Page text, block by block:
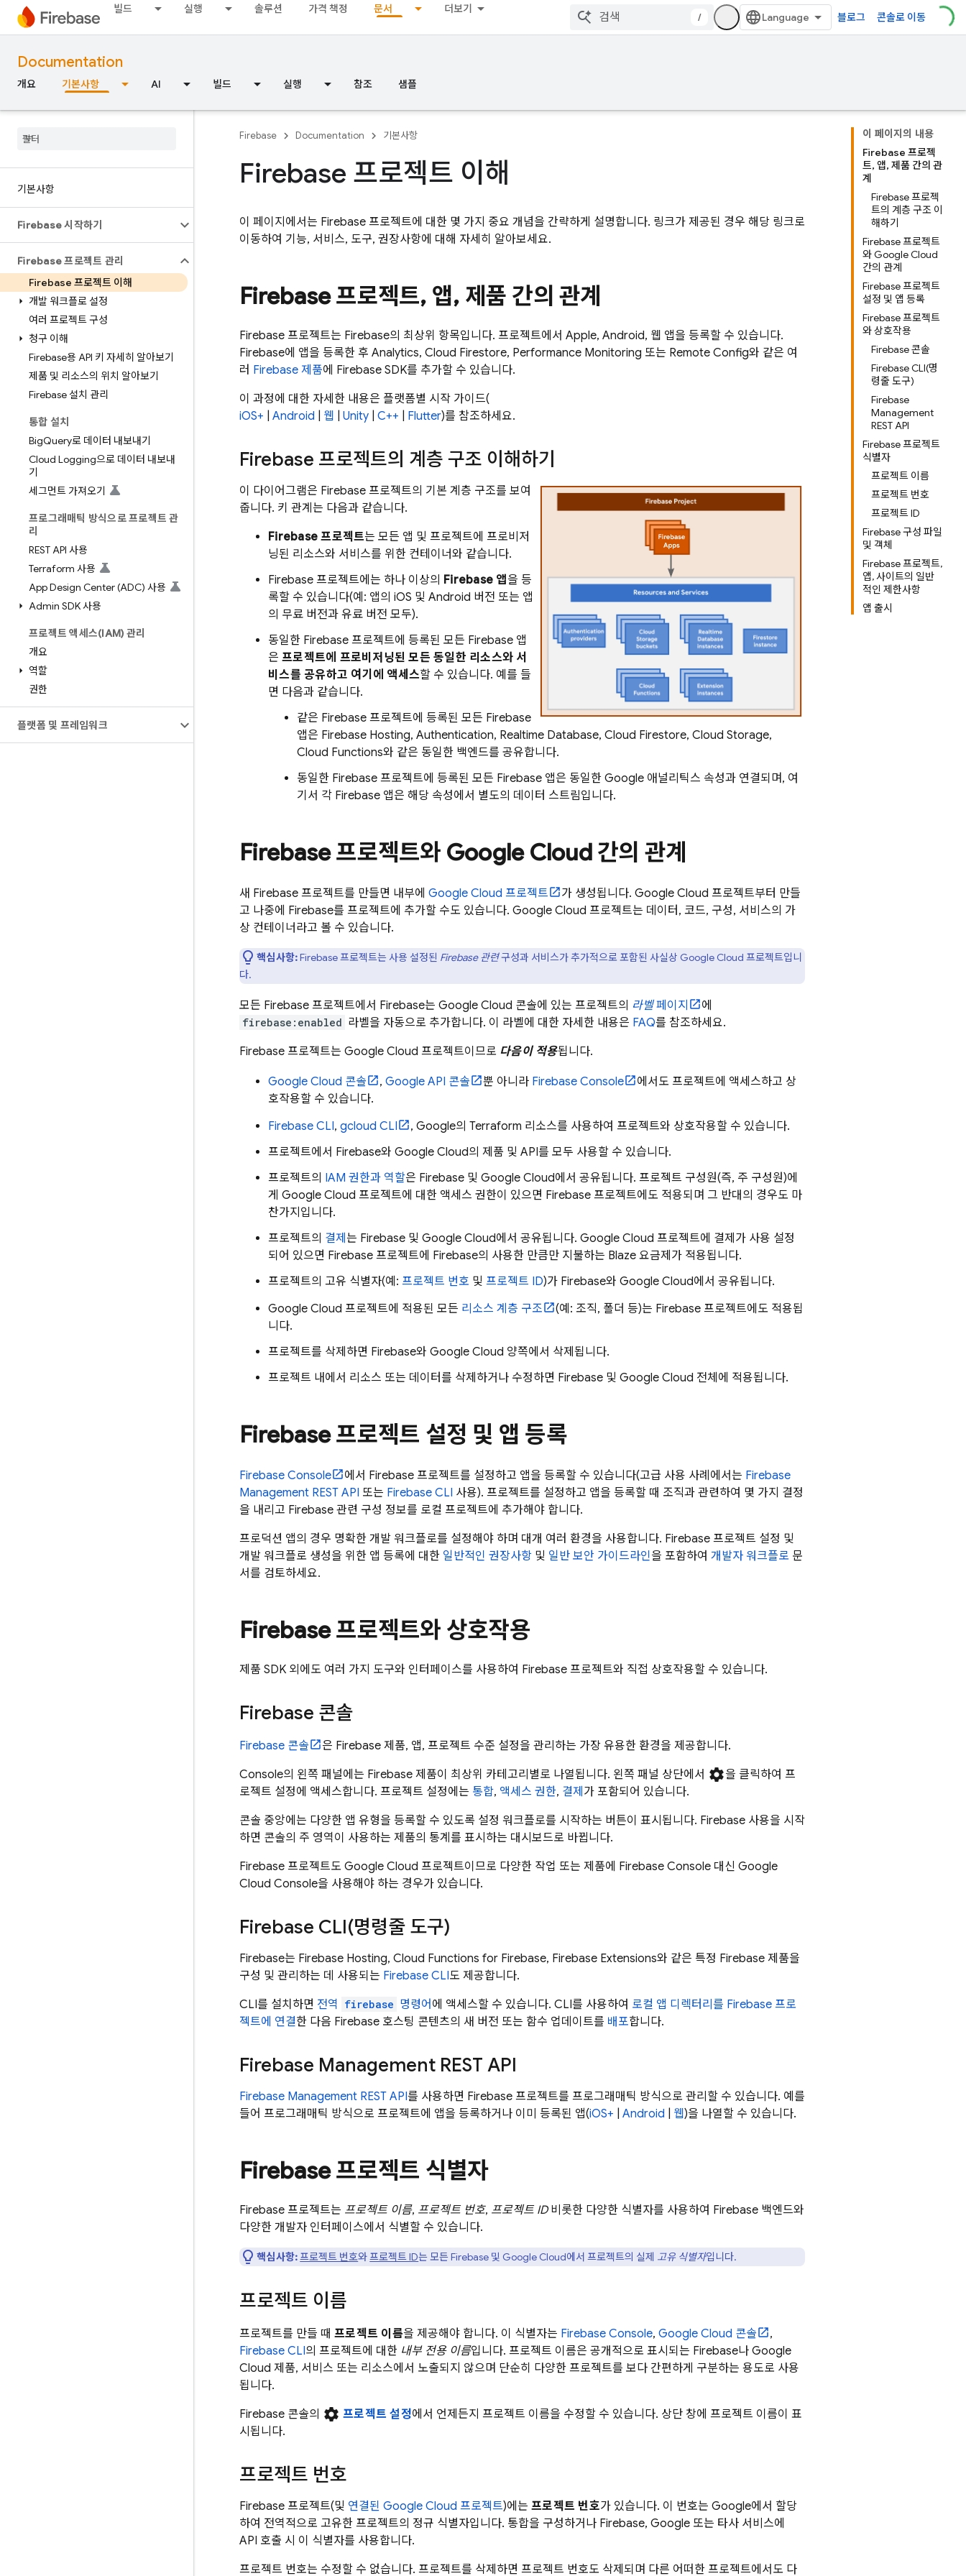
빌드 실행 솔루션 가격 책정 문서 더보기
/ 블로그 콘솔로 이동
Documentation
개요 기본사항 AI 빌드 실행 참조 샘플
기본사항
Firebase 시작하기
Firebase 프로젝트 관리
Firebase 프로젝트 이해
개발 워크플로 설정
여러 프로젝트 구성
청구 이해
Firebase용 API 키 자세히 알아보기
제품 및 리소스의 위치 알아보기
Firebase 설치 관리
통합 설치
BigQuery로 데이터 내보내기
Cloud Logging으로 데이터 내보내
기
세그먼트 가져오기
프로그래매틱 방식으로 프로젝트 관
리
REST API 사용
Terraform 사용
App Design Center (ADC) 사용
Admin SDK 사용
프로젝트 액세스(IAM) 관리
개요
역할
권한
플랫폼 및 프레임워크
이 페이지의 내용
Firebase 프로젝
트, 앱, 제품 간의 관
계
Firebase 프로젝
트의 계층 구조 이
해하기
Firebase 프로젝트
와 Google Cloud
간의 관계
Firebase 프로젝트
설정 및 앱 등록
Firebase 프로젝트
와 상호작용
Firebase 콘솔
Firebase CLI(명
령줄 도구)
Firebase
Management
REST API
Firebase 프로젝트
식별자
프로젝트 이름
프로젝트 번호
프로젝트 ID
Firebase 구성 파일
및 객체
Firebase 프로젝트,
앱, 사이트의 일반
적인 제한사항
앱 출시
Firebase Documentation 기본사항
Firebase 프로젝트 이해
이 페이지에서는 Firebase 프로젝트에 대한 몇 가지 중요 개념을 간략하게 설명합니다. 링크가 제공된 경우 해당 링크로
이동하여 기능, 서비스, 도구, 권장사항에 대해 자세히 알아보세요.
Firebase 프로젝트, 앱, 제품 간의 관계
Firebase 프로젝트는 Firebase의 최상위 항목입니다. 프로젝트에서 Apple, Android, 웹 앱을 등록할 수 있습니다.
Firebase에 앱을 등록한 후 Analytics, Cloud Firestore, Performance Monitoring 또는 Remote Config와 같은 여
러 Firebase 제품에 Firebase SDK를 추가할 수 있습니다.
이 과정에 대한 자세한 내용은 플랫폼별 시작 가이드(
iOS+
Android 웹 Unity C++ Flutter)를 참조하세요.
Firebase 프로젝트의 계층 구조 이해하기
이 다이어그램은 Firebase 프로젝트의 기본 계층 구조를 보여
줍니다. 키 관계는 다음과 같습니다.
Firebase 프로젝트는 모든 앱 및 프로젝트에 프로비저
닝된 리소스와 서비스를 위한 컨테이너와 같습니다.
Firebase 프로젝트에는 하나 이상의 Firebase 앱을 등
록할 수 있습니다(예: 앱의 iOS 및 Android 버전 또는 앱
의 무료 버전과 유료 버전 모두).
동일한 Firebase 프로젝트에 등록된 모든 Firebase 앱
은 프로젝트에 프로비저닝된 모든 동일한 리소스와 서
비스를 공유하고 여기에 액세스할 수 있습니다. 예를 들
면 다음과 같습니다.
같은 Firebase 프로젝트에 등록된 모든 Firebase
앱은 Firebase Hosting, Authentication, Realtime Database, Cloud Firestore, Cloud Storage,
Cloud Functions와 같은 동일한 백엔드를 공유합니다.
동일한 Firebase 프로젝트에 등록된 모든 Firebase 앱은 동일한 Google 애널리틱스 속성과 연결되며, 여
기서 각 Firebase 앱은 해당 속성에서 별도의 데이터 스트림입니다.
Firebase 프로젝트와 Google Cloud간의 관계
새 Firebase 프로젝트를 만들면 내부에 Google Cloud 프로젝트 가 생성됩니다. Google Cloud 프로젝트부터 만들
고 나중에 Firebase를 프로젝트에 추가할 수도 있습니다. Google Cloud 프로젝트는 데이터, 코드, 구성, 서비스의 가
상 컨테이너라고 볼 수 있습니다.
핵심사항:Firebase 프로젝트는 사용 설정된 Firebase 관련구성과 서비스가 추가적으로 포함된 사실상 Google Cloud 프로젝트입니
다.
모든 Firebase 프로젝트에서 Firebase는 Google Cloud 콘솔에 있는 프로젝트의 라벨페이지 에
firebase:enabled 라벨을 자동으로 추가합니다. 이 라벨에 대한 자세한 내용은 FAQ를 참조하세요.
Firebase 프로젝트는 Google Cloud 프로젝트이므로 다음이 적용됩니다.
Google Cloud 콘솔 , Google API 콘솔 뿐 아니라 Firebase Console
에서도 프로젝트에 액세스하고 상
호작용할 수 있습니다.
Firebase CLI, gcloud CLI
, Google의 Terraform 리소스를 사용하여 프로젝트와 상호작용할 수 있습니다.
프로젝트에서 Firebase와 Google Cloud의 제품 및 API를 모두 사용할 수 있습니다.
프로젝트의 IAM 권한과 역할은 Firebase 및 Google Cloud에서 공유됩니다. 프로젝트 구성원(즉, 주 구성원)에
게 Google Cloud 프로젝트에 대한 액세스 권한이 있으면 Firebase 프로젝트에도 적용되며 그 반대의 경우도 마
찬가지입니다.
프로젝트의 결제 는 Firebase 및 Google Cloud에서 공유됩니다. Google Cloud 프로젝트에 결제가 사용 설정
되어 있으면 Firebase 프로젝트에 Firebase의 사용한 만큼만 지불하는 Blaze 요금제가 적용됩니다.
프로젝트의 고유 식별자(예: 프로젝트 번호 및 프로젝트 ID)가 Firebase와 Google Cloud에서 공유됩니다.
Google Cloud 프로젝트에 적용된 모든 리소스 계층 구조
(예: 조직, 폴더 등)는 Firebase 프로젝트에도 적용됩
니다.
프로젝트를 삭제하면 Firebase와 Google Cloud 양쪽에서 삭제됩니다.
프로젝트 내에서 리소스 또는 데이터를 삭제하거나 수정하면 Firebase 및 Google Cloud 전체에 적용됩니다.
Firebase 프로젝트 설정 및 앱 등록
Firebase Console 에서 Firebase 프로젝트를 설정하고 앱을 등록할 수 있습니다(고급 사용 사례에서는 Firebase
Management REST API 또는 Firebase CLI 사용). 프로젝트를 설정하고 앱을 등록할 때 조직과 관련하여 몇 가지 결정
을 내리고 Firebase 관련 구성 정보를 로컬 프로젝트에 추가해야 합니다.
프로덕션 앱의 경우 명확한 개발 워크플로를 설정해야 하며 대개 여러 환경을 사용합니다. Firebase 프로젝트 설정 및
개발 워크플로 생성을 위한 앱 등록에 대한 일반적인 권장사항 및 일반 보안 가이드라인을 포함하여 개발자 워크플로 문
서를 검토하세요.
Firebase 프로젝트와 상호작용
제품 SDK 외에도 여러 가지 도구와 인터페이스를 사용하여 Firebase 프로젝트와 직접 상호작용할 수 있습니다.
Firebase 콘솔
Firebase 콘솔
은 Firebase 제품, 앱, 프로젝트 수준 설정을 관리하는 가장 유용한 환경을 제공합니다.
Console의 왼쪽 패널에는 Firebase 제품이 최상위 카테고리별로 나열됩니다. 왼쪽 패널 상단에서 settings을 클릭하여 프
로젝트 설정에 액세스합니다. 프로젝트 설정에는 통합, 액세스 권한, 결제 가 포함되어 있습니다.
콘솔 중앙에는 다양한 앱 유형을 등록할 수 있도록 설정 워크플로를 시작하는 버튼이 표시됩니다. Firebase 사용을 시작
하면 콘솔의 주 영역이 사용하는 제품의 통계를 표시하는 대시보드로 바뀝니다.
Firebase 프로젝트도 Google Cloud 프로젝트이므로 다양한 작업 또는 제품에 Firebase Console 대신 Google
Cloud Console을 사용해야 하는 경우가 있습니다.
Firebase CLI(명령줄 도구)
Firebase는 Firebase Hosting, Cloud Functions for Firebase, Firebase Extensions와 같은 특정 Firebase 제품을
구성 및 관리하는 데 사용되는 Firebase CLI도 제공합니다.
CLI를 설치하면 전역 firebase 명령어 에 액세스할 수 있습니다. CLI를 사용하여 로컬 앱 디렉터리를 Firebase 프로
젝트에 연결한 다음 Firebase 호스팅 콘텐츠의 새 버전 또는 함수 업데이트를 배포합니다.
Firebase Management REST API
Firebase Management REST API를 사용하면 Firebase 프로젝트를 프로그래매틱 방식으로 관리할 수 있습니다. 예를
들어 프로그래매틱 방식으로 프로젝트에 앱을 등록하거나 이미 등록된 앱(iOS+ Android 웹)을 나열할 수 있습니다.
Firebase 프로젝트 식별자
Firebase 프로젝트는 프로젝트 이름, 프로젝트 번호, 프로젝트 ID비롯한 다양한 식별자를 사용하여 Firebase 백엔드와
다양한 개발자 인터페이스에서 식별할 수 있습니다.
핵심사항:프로젝트 번호와프로젝트 ID는 모든 Firebase 및 Google Cloud에서 프로젝트의 실제 고유 식별자입니다.
프로젝트 이름
프로젝트를 만들 때 프로젝트 이름을 제공해야 합니다. 이 식별자는 FirebaseConsole, Google Cloud 콘솔
,
Firebase CLI의 프로젝트에 대한 내부 전용 이름입니다. 프로젝트 이름은 공개적으로 표시되는 Firebase나 Google
Cloud 제품, 서비스 또는 리소스에서 노출되지 않으며 단순히 다양한 프로젝트를 보다 간편하게 구분하는 용도로 사용
됩니다.
Firebase 콘솔의 settings 프로젝트 설정에서 언제든지 프로젝트 이름을 수정할 수 있습니다. 상단 창에 프로젝트 이름이 표
시됩니다.
프로젝트 번호
Firebase 프로젝트(및 연결된 Google Cloud 프로젝트)에는 프로젝트 번호가 있습니다. 이 번호는 Google에서 할당
하여 전역적으로 고유한 프로젝트의 정규 식별자입니다. 통합을 구성하거나 Firebase, Google 또는 타사 서비스에
API 호출 시 이 식별자를 사용합니다.
프로젝트 번호는 수정할 수 없습니다. 프로젝트를 삭제하면 프로젝트 번호도 삭제되며 다른 어떠한 프로젝트에서도 다